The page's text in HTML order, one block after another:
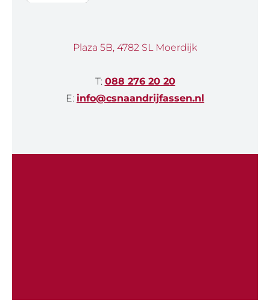
Plaza 5B, 4782 SL Moerdijk
T: 088 276 20 20
E: info@csnaandrijfassen.nl